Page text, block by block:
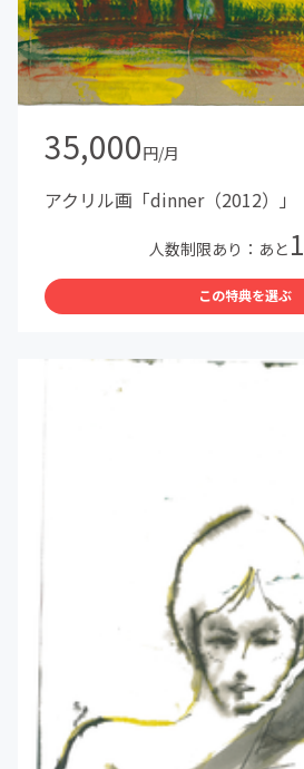
35,000円/月
アクリル画「dinner（2012）」
人数制限あり：あと 1
この特典を選ぶ